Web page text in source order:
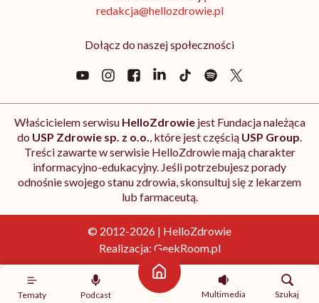
Tematy Podcast
Strona główna
Multimedia
Szukaj
redakcja@hellozdrowie.pl
Dołącz do naszej społeczności
Właścicielem serwisu HelloZdrowiejest Fundacja należąca
do USP Zdrowie sp. z o.o., które jest częścią USP Group.
Treści zawarte w serwisie HelloZdrowie mają charakter
informacyjno-edukacyjny. Jeśli potrzebujesz porady
odnośnie swojego stanu zdrowia, skonsultuj się z lekarzem
lub farmaceutą.
© 2012-2026 | HelloZdrowie
Realizacja: GeekRoom.pl